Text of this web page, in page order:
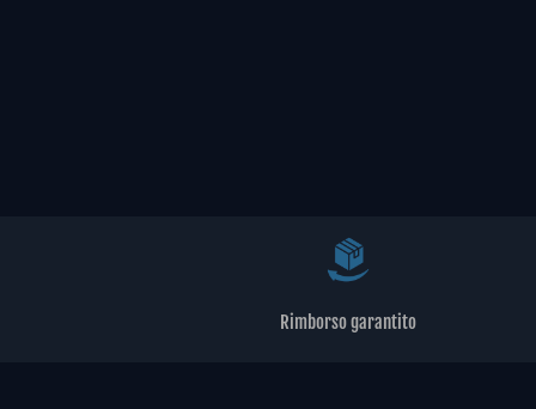
Rimborso garantito